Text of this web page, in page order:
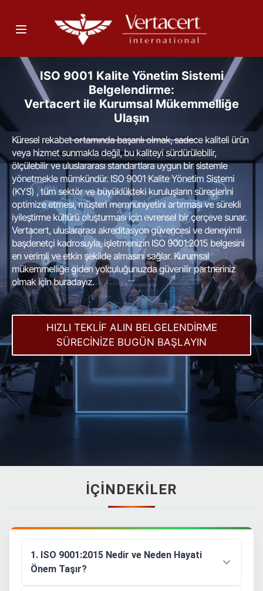
ISO 9001 Kalite Yönetim Sistemi
Belgelendirme:
Vertacert ile Kurumsal Mükemmelliğe
Ulaşın
Küresel rekabet ortamında başarılı olmak, sadece kaliteli ürün
veya hizmet sunmakla değil, bu kaliteyi sürdürülebilir,
ölçülebilir ve uluslararası standartlara uygun bir sistemle
yönetmekle mümkündür. ISO 9001 Kalite Yönetim Sistemi
(KYS) , tüm sektör ve büyüklükteki kuruluşların süreçlerini
optimize etmesi, müşteri memnuniyetini artırması ve sürekli
iyileştirme kültürü oluşturması için evrensel bir çerçeve sunar.
Vertacert, uluslararası akreditasyon güvencesi ve deneyimli
başdenetçi kadrosuyla, işletmenizin ISO 9001:2015 belgesini
en verimli ve etkin şekilde almasını sağlar. Kurumsal
mükemmelliğe giden yolculuğunuzda güvenilir partneriniz
olmak için buradayız.
HIZLI TEKLİF ALIN BELGELENDIRME
SÜRECINIZE BUGÜN BAŞLAYIN
İÇİNDEKİLER
1. ISO 9001:2015 Nedir ve Neden Hayati
Önem Taşır?